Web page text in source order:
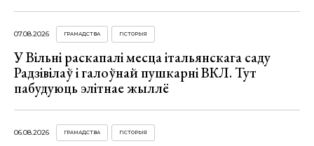
07.08.2026 ГРАМАДСТВА ГІСТОРЫЯ
У Вільні раскапалі месца італьянскага саду
Радзівілаў і галоўнай пушкарні ВКЛ. Тут
пабудуюць элітнае жыллё
06.08.2026 ГРАМАДСТВА ГІСТОРЫЯ